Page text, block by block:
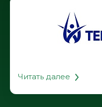
Читать далее